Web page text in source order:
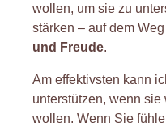
wollen, um sie zu
stärken – auf dem
und Freude.
Am effektivsten kann
unterstützen, wenn
wollen. Wenn Sie